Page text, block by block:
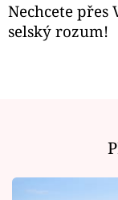
Nechcete přes
selský rozum!